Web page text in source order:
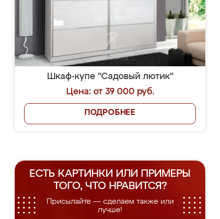
Шкаф-купе "Садовый лютик"
Цена: от 39 000 руб.
ПОДРОБНЕЕ
ЕСТЬ КАРТИНКИ ИЛИ ПРИМЕРЫ
ТОГО, ЧТО НРАВИТСЯ?
Присылайте — сделаем также или
лучше!